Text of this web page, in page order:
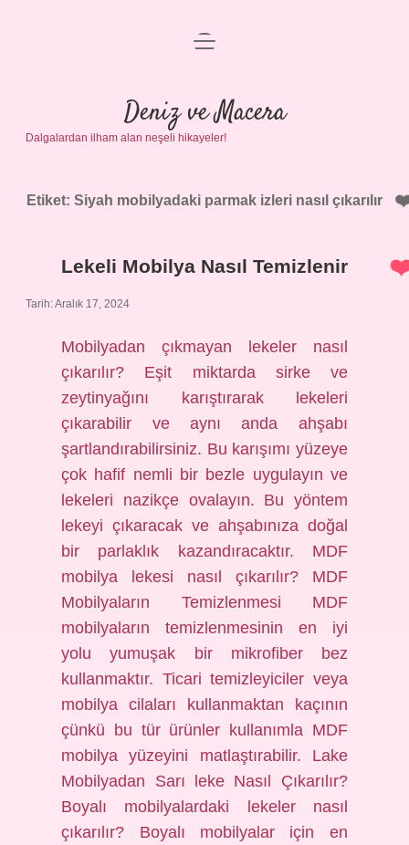
Anasayfa
Gizlilik Politikası
Yasal Uyarı
menüyü
Deniz ve Macera
Dalgalardan ilham alan neşeli hikayeler!
Etiket: Siyah mobilyadaki parmak izleri nasıl çıkarılır
Lekeli Mobilya Nasıl Temizlenir
Tarih: Aralık 17, 2024
Mobilyadan çıkmayan lekeler nasıl
çıkarılır? Eşit miktarda sirke ve
zeytinyağını karıştırarak lekeleri
çıkarabilir ve aynı anda ahşabı
şartlandırabilirsiniz. Bu karışımı yüzeye
çok hafif nemli bir bezle uygulayın ve
lekeleri nazikçe ovalayın. Bu yöntem
lekeyi çıkaracak ve ahşabınıza doğal
bir parlaklık kazandıracaktır. MDF
mobilya lekesi nasıl çıkarılır? MDF
Mobilyaların Temizlenmesi MDF
mobilyaların temizlenmesinin en iyi
yolu yumuşak bir mikrofiber bez
kullanmaktır. Ticari temizleyiciler veya
mobilya cilaları kullanmaktan kaçının
çünkü bu tür ürünler kullanımla MDF
mobilya yüzeyini matlaştırabilir. Lake
Mobilyadan Sarı leke Nasıl Çıkarılır?
Boyalı mobilyalardaki lekeler nasıl
çıkarılır? Boyalı mobilyalar için en